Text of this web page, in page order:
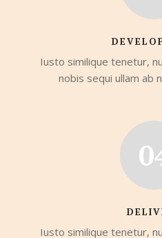
Iusto similique tenetur,
nobis sequi ullam ab
Iusto similique tenetur,